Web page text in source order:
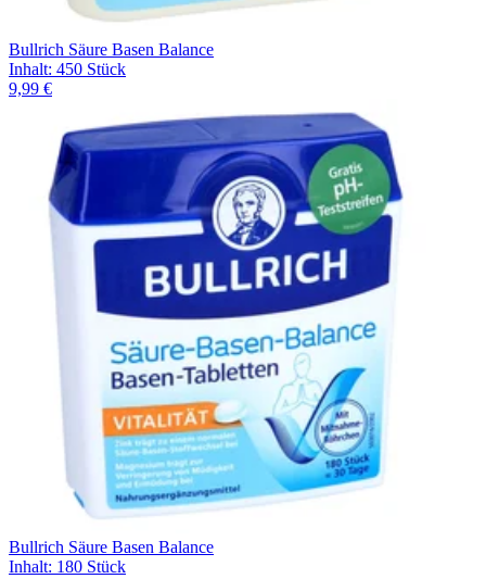
Bullrich Säure Basen Balance
Inhalt: 450 Stück
9,99 €
Bullrich Säure Basen Balance
Inhalt: 180 Stück